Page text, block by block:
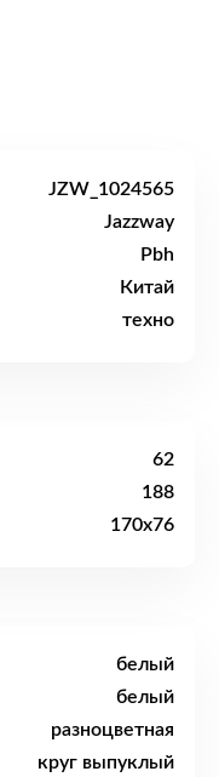
JZW_1024565
Jazzway
Pbh
Китай
техно
62
188
170x76
белый
белый
разноцветная
круг выпуклый